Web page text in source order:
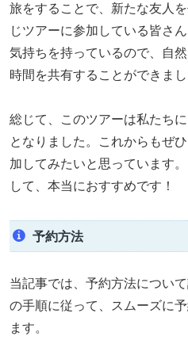
旅をすることで、新たな友人
じツアーに参加している皆さ
気持ちを持っているので、自
時間を共有することができまし
総じて、このツアーは私たち
となりました。これからもぜ
加してみたいと思っています
して、本当におすすめです！
予約方法
当記事では、予約方法につい
の手順に従って、スムーズに
ます。